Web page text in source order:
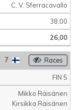
C. V. Sferracavallo
38,00
26,00
7 Races
FIN 5
Mikko Räisänen
Kirsikka Räisänen